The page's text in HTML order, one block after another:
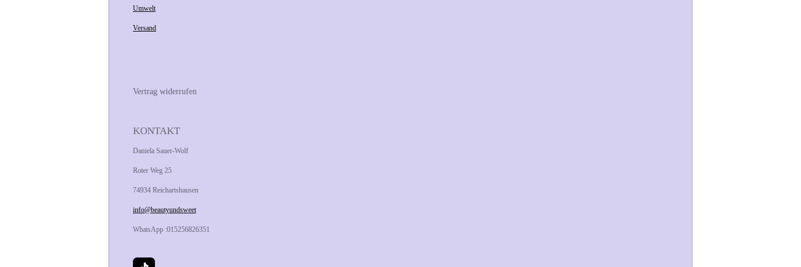
Umwelt
Versand
Vertrag widerrufen
KONTAKT
Daniela Sauer-Wolf
Roter Weg 25
74934 Reichartshausen
info@beautyundsweet
WhatsApp :015256826351